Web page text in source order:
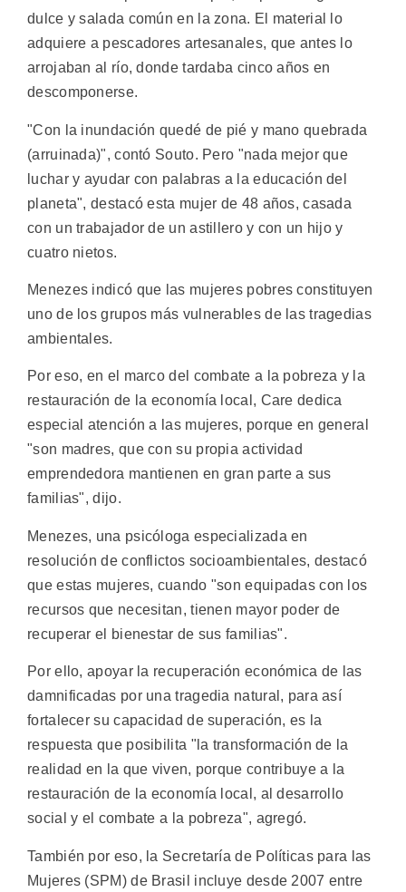
dulce y salada común en la zona. El material lo
adquiere a pescadores artesanales, que antes lo
arrojaban al río, donde tardaba cinco años en
descomponerse.
"Con la inundación quedé de pié y mano quebrada
(arruinada)", contó Souto. Pero "nada mejor que
luchar y ayudar con palabras a la educación del
planeta", destacó esta mujer de 48 años, casada
con un trabajador de un astillero y con un hijo y
cuatro nietos.
Menezes indicó que las mujeres pobres constituyen
uno de los grupos más vulnerables de las tragedias
ambientales.
Por eso, en el marco del combate a la pobreza y la
restauración de la economía local, Care dedica
especial atención a las mujeres, porque en general
"son madres, que con su propia actividad
emprendedora mantienen en gran parte a sus
familias", dijo.
Menezes, una psicóloga especializada en
resolución de conflictos socioambientales, destacó
que estas mujeres, cuando "son equipadas con los
recursos que necesitan, tienen mayor poder de
recuperar el bienestar de sus familias".
Por ello, apoyar la recuperación económica de las
damnificadas por una tragedia natural, para así
fortalecer su capacidad de superación, es la
respuesta que posibilita "la transformación de la
realidad en la que viven, porque contribuye a la
restauración de la economía local, al desarrollo
social y el combate a la pobreza", agregó.
También por eso, la Secretaría de Políticas para las
Mujeres (SPM) de Brasil incluye desde 2007 entre